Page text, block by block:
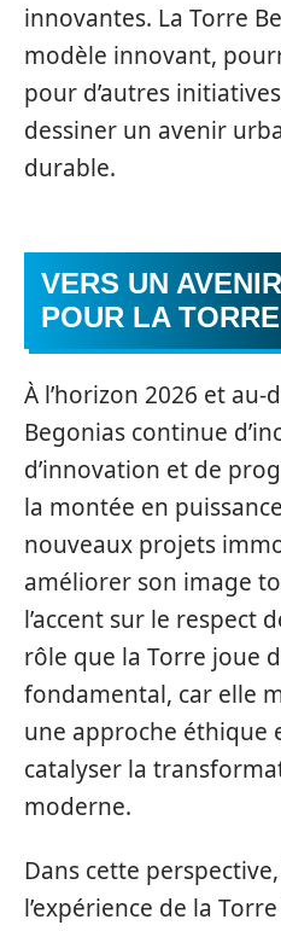
innovantes. La Torre
modèle innovant,
pour d’autres
dessiner un avenir
durable.
VERS UN
POUR LA
À l’horizon 2026 et au-
Begonias continue
d’innovation et de
la montée en
nouveaux projets
améliorer son image
l’accent sur le respect
rôle que la Torre joue
fondamental, car elle
une approche éthique
catalyser la
moderne.
Dans cette
l’expérience de la